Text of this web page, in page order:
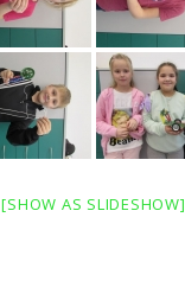
[SHOW AS SLIDESHOW]